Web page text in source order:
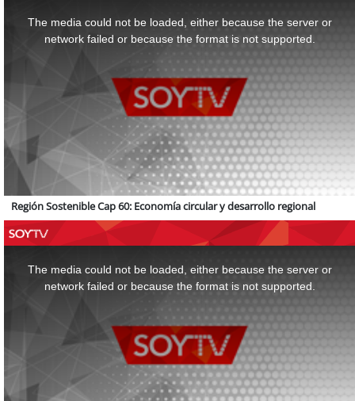
The media could not be loaded, either because the server or
network failed or because the format is not supported.
Región Sostenible Cap 60: Economía circular y desarrollo regional
The media could not be loaded, either because the server or
network failed or because the format is not supported.